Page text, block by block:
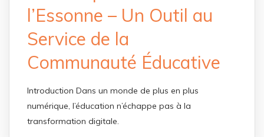
l’Essonne – Un Outil au
Service de la
Communauté Éducative
Introduction Dans un monde de plus en plus
numérique, l’éducation n’échappe pas à la
transformation digitale.